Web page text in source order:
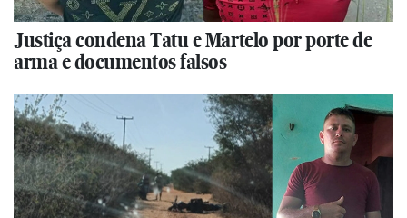
Justiça condena Tatu e Martelo por porte de
arma e documentos falsos